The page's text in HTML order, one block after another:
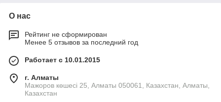
О нас
Рейтинг не сформирован
Менее 5 отзывов за последний год
Работает с 10.01.2015
г. Алматы
Мажоров көшесі 25, Алматы 050061, Казахстан, Алматы,
Казахстан